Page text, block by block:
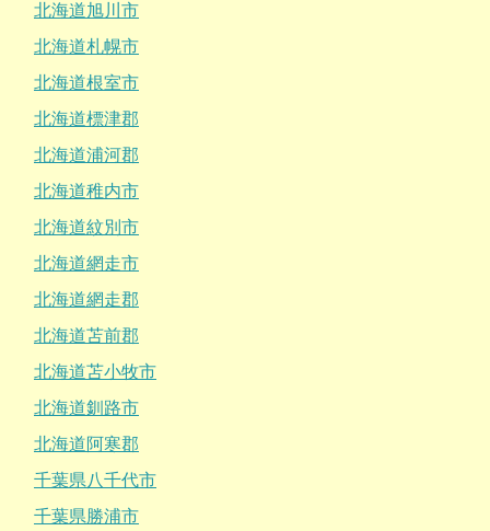
北海道旭川市
北海道札幌市
北海道根室市
北海道標津郡
北海道浦河郡
北海道稚内市
北海道紋別市
北海道網走市
北海道網走郡
北海道苫前郡
北海道苫小牧市
北海道釧路市
北海道阿寒郡
千葉県八千代市
千葉県勝浦市